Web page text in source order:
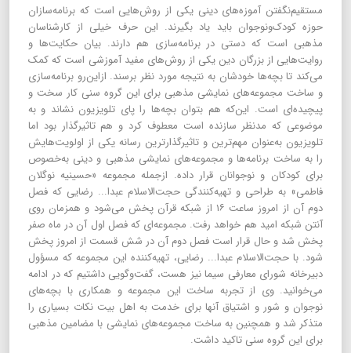
مستقیم‌نگفتن آموزه‌های دینی یکی از روش‌هایی است که برنامه‌سازان
حوزه کودک‌ونوجوان باید یاد بگیرند. این حرف خیلی از کارشناسان
مذهبی است که دستی در برنامه‌سازی هم دارند. بیان حکایت‌ها و
روایت‌هایی از بزرگان دین یکی از روش‌های مفید آموزشی است که کمک
می‌کند تا بچه‌ها خودشان به نتیجه مورد نظر برسند. ازاین‌رو برنامه‌سازی
و ساخت مجموعه‌های نمایشی مذهبی برای این گروه سنی کار سخت و
پیچیده‌ای است. این‌که هم بتوان بچه‌ها را پای تلویزیون نشاند و به
موضوعی که مدنظر سازنده است معطوف کرد و هم تاثیرگذار بود اما
تلویزیون به‌عنوان مهم‌ترین و تاثیرگذارترین رسانه یکی از اولویت‌هایش
را به ساخت برنامه‌ها و مجموعه‌های نمایشی مذهبی و دینی به‌خصوص
برای کودکان و نوجوانان قرار داده. ازجمله مجموعه «حسینیه نوگلان
فاطمی» به طراحی و تهیه‌کنندگی حجت‌الاسلام عبدا... رضایی که فصل
دوم آن از امروز ساعت ۱۶ از شبکه قرآن پخش می‌شود و همزمان روی
آنتن شبکه امید هم خواهد رفت. مجموعه‌ای که فصل اول آن در ماه صفر
پخش شد و حال قرار است فصل دوم آن در شش قسمت از امروز پخش
شود. با حجت‌الاسلام عبدا... رضایی، تهیه‌کننده این مجموعه که مسؤول
دبیرخانه شورای معارفی سیما نیز هست، گفت‌وگویی داشتیم که در ادامه
می‌خوانید. وی از تجربه ساخت این مجموعه و همکاری با بچه‌های
نوجوان و شور و اشتیاق آنها برای خدمت به اهل بیت نکات بسیاری را
متذکر شد و همچنین به ساخت مجموعه‌های نمایشی با مضامین مذهبی
برای این گروه سنی تاکید داشت.